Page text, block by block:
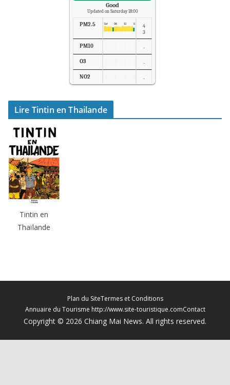
Good
Updated on Saturday 18:00
PM2.5
4
3
PM10 -
O3 -
NO2 -
Temp.
Lire Tintin en Thailande
Tintin en
Thaïlande
Plan du SiteTermes et Conditions
Annuaire du Tourisme http://www.site-touristique.comContact
Copyright © 2026 Chiang Mai News. All rights reserved.